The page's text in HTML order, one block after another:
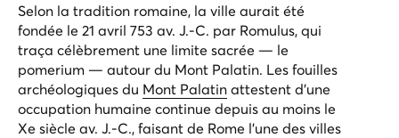
Selon la tradition romaine, la ville aurait été
fondée le 21 avril 753 av. J.-C. par Romulus, qui
traça célèbrement une limite sacrée — le
pomerium — autour du Mont Palatin. Les fouilles
archéologiques du Mont Palatin attestent d'une
occupation humaine continue depuis au moins le
Xe siècle av. J.-C., faisant de Rome l'une des villes